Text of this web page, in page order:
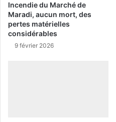
Incendie du Marché de
Maradi, aucun mort, des
pertes matérielles
considérables
9 février 2026